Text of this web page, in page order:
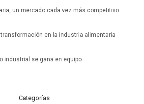
un mercado cada vez más competitivo
transformación en la industria alimentaria
industrial se gana en equipo
Categorías